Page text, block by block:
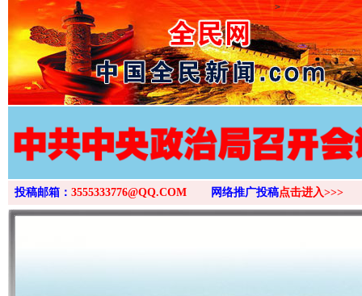
>
投稿邮箱： 3555333776@QQ.COM 网络推广投稿点击进入>>>